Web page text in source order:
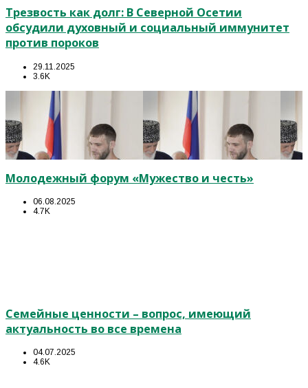
Трезвость как долг: В Северной Осетии
обсудили духовный и социальный иммунитет
против пороков
29.11.2025
3.6K
Молодежный форум «Мужество и честь»
06.08.2025
4.7K
Семейные ценности – вопрос, имеющий
актуальность во все времена
04.07.2025
4.6K